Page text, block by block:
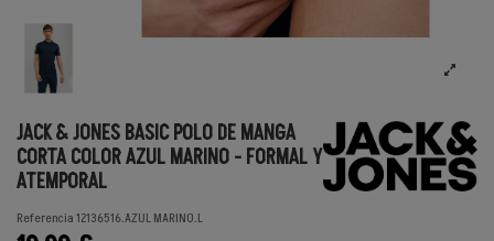
JACK & JONES BASIC POLO DE MANGA
CORTA COLOR AZUL MARINO - FORMAL Y
ATEMPORAL
Referencia12136516.AZUL MARINO.L